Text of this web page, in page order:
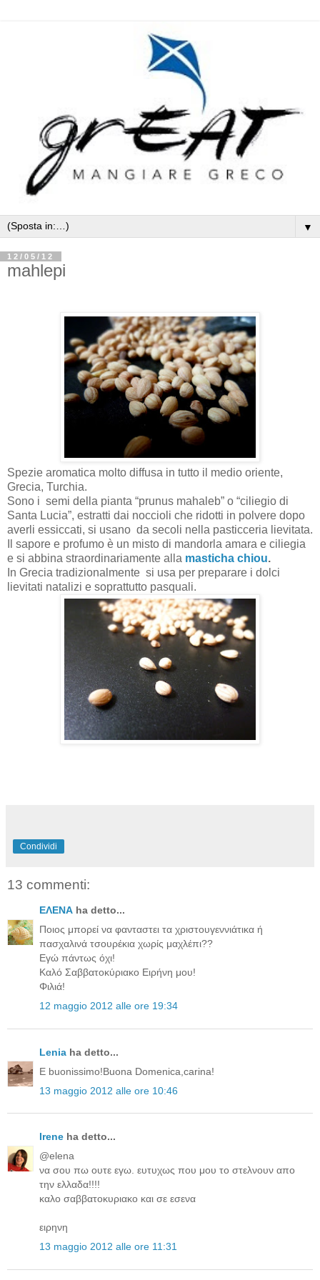
▼
12/05/12
mahlepi
Spezie aromatica molto diffusa in tutto il medio oriente,
Grecia, Turchia.
Sono i semi della pianta “prunus mahaleb” o “ciliegio di
Santa Lucia”, estratti dai noccioli che ridotti in polvere dopo
averli essiccati, si usano da secoli nella pasticceria lievitata.
Il sapore e profumo è un misto di mandorla amara e ciliegia
e si abbina straordinariamente alla masticha chiou.
In Grecia tradizionalmente si usa per preparare i dolci
lievitati natalizi e soprattutto pasquali.
Condividi
13 commenti:
ΕΛΕΝΑ ha detto...
Ποιος μπορεί να φανταστει τα χριστουγεννιάτικα ή
πασχαλινά τσουρέκια χωρίς μαχλέπι??
Εγώ πάντως όχι!
Καλό Σαββατοκύριακο Ειρήνη μου!
Φιλιά!
12 maggio 2012 alle ore 19:34
Lenia ha detto...
E buonissimo!Buona Domenica,carina!
13 maggio 2012 alle ore 10:46
Irene ha detto...
@elena
να σου πω ουτε εγω. ευτυχως που μου το στελνουν απο
την ελλαδα!!!!
καλο σαββατοκυριακο και σε εσενα
ειρηνη
13 maggio 2012 alle ore 11:31